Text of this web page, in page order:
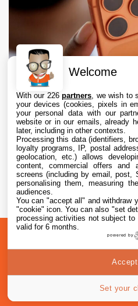
iPhone : Apple
premium des
7 Aug. 2026 • 9:10
propos
Préférences
cookies
Welcome
With our 226partners , we wish to
your devices (cookies, pixels in
your personal data with our
website or in our emails, already
later, including in other contexts.
Processing this data (identifiers,
loyalty programs, IP, postal
geolocation, etc.) allows
content, commercial offers and
screens (including by email, post,
personalising them, measuring
audiences.
You can "accept all" and withdraw
"cookie" icon. You can also "set
processing activities not subject
valid for 6 months.
powered by
Set your